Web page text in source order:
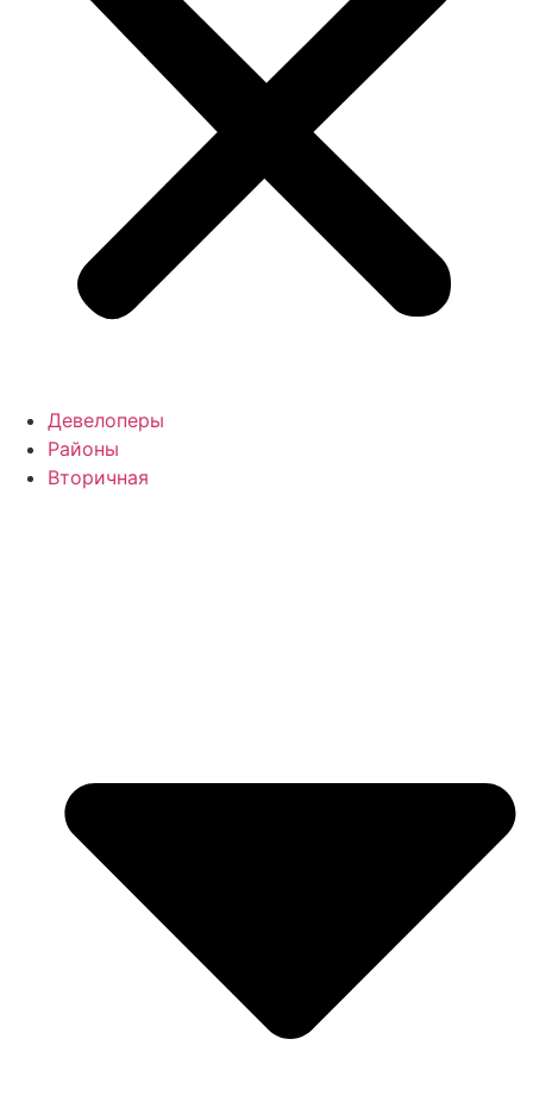
Девелоперы
Районы
Вторичная